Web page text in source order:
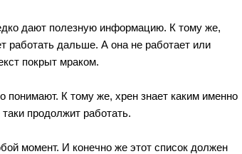
дают полезную информацию. К тому же,
работать дальше. А она не работает или
покрыт мраком.
понимают. К тому же, хрен знает каким именно
продолжит работать.
момент. И конечно же этот список должен